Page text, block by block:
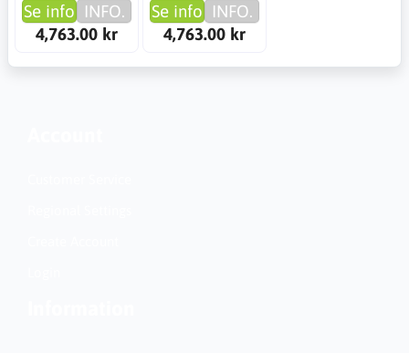
Se info INFO.
4,763.00 kr
Se info INFO.
4,763.00 kr